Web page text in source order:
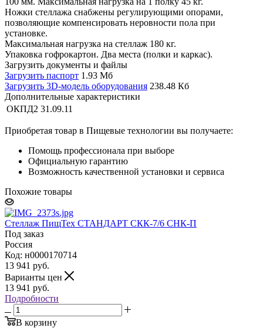
Ножки стеллажа снабжены регулирующими опорами,
позволяющие компенсировать неровности пола при
установке.
Максимальная нагрузка на стеллаж 180 кг.
Упаковка гофрокартон. Два места (полки и каркас).
Загрузить документы и файлы
Загрузить паспорт 1.93 Мб
Загрузить 3D-модель оборудования 238.48 Кб
Дополнительные характеристики
ОКПД2 31.09.11
Приобретая товар в Пищевые технологии вы получаете:
Помощь профессионала при выборе
Официальную гарантию
Возможность качественной установки и сервиса
Похожие товары
Стеллаж ПищТех СТАНДАРТ СКК-7/6 СНК-П
Под заказ
Россия
Код: н0000170714
13 941 руб.
Варианты цен
13 941 руб.
Подробности
В корзину